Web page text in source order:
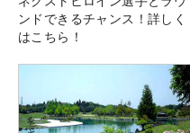
ンドできるチャンス！詳しく
はこちら！